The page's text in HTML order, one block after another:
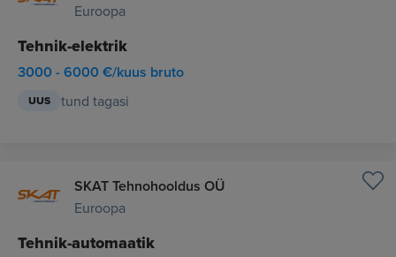
Euroopa
Tehnik-elektrik
3000 - 6000 €/kuus bruto
UUS tund tagasi
SKAT Tehnohooldus OÜ
Euroopa
Tehnik-automaatik